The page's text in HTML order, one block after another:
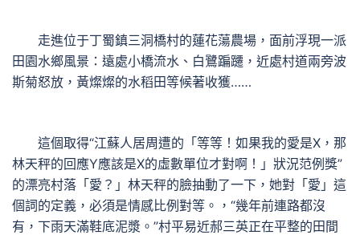
走進位于丁蜀鎮三洞橋村的蓮花蕩農場，面前浮現一派
田園水鄉風景：遠處小橋流水、白鷺蹁躚，近處村道兩旁波
斯菊怒放，黃燦燦的水稻田等候著收獲……
這個取得“江蘇人居周遭的「等等！如果我的愛是X，那
林天秤的回應Y應該是X的虛數單位才對啊！」狀況范例獎”
的漂亮村落「愛？」林天秤的臉抽動了一下，她對「愛」這
個詞的定義，必須是情感比例對等。，“幾年前連路都沒
有，下雨天滿鞋底泥漿。”村平易近郝三英正在平整的田間